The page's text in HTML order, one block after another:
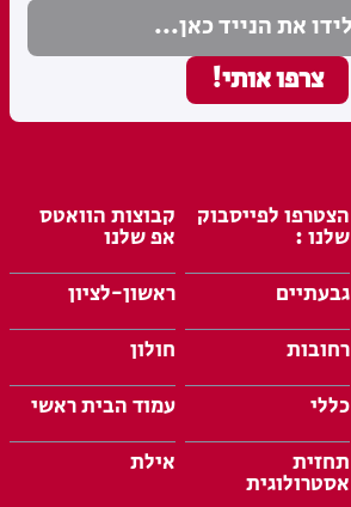
הצטרפו לפייסבוק
שלנו :
קבוצות הוואטס
אפ שלנו
גבעתיים
ראשון-לציון
רחובות
חולון
כללי
עמוד הבית ראשי
תחזית
אסטרולוגית
אילת